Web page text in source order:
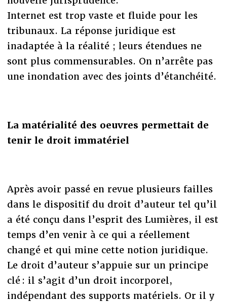
Internet est trop vaste et fluide pour les
tribunaux. La réponse juridique est
inadaptée à la réalité ; leurs étendues ne
sont plus commensurables. On n’arrête pas
une inondation avec des joints d’étanchéité.
La matérialité des oeuvres permettait de
tenir le droit immatériel
Après avoir passé en revue plusieurs failles
dans le dispositif du droit d’auteur tel qu’il
a été conçu dans l’esprit des Lumières, il est
temps d’en venir à ce qui a réellement
changé et qui mine cette notion juridique.
Le droit d’auteur s’appuie sur un principe
clé : il s’agit d’un droit incorporel,
indépendant des supports matériels. Or il y